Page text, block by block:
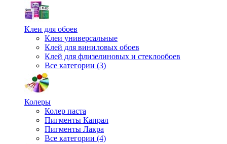
Клеи для обоев
Клеи универсальные
Клей для виниловых обоев
Клей для флизелиновых и стеклообоев
Все категории (3)
Колеры
Колер паста
Пигменты Капрал
Пигменты Лакра
Все категории (4)